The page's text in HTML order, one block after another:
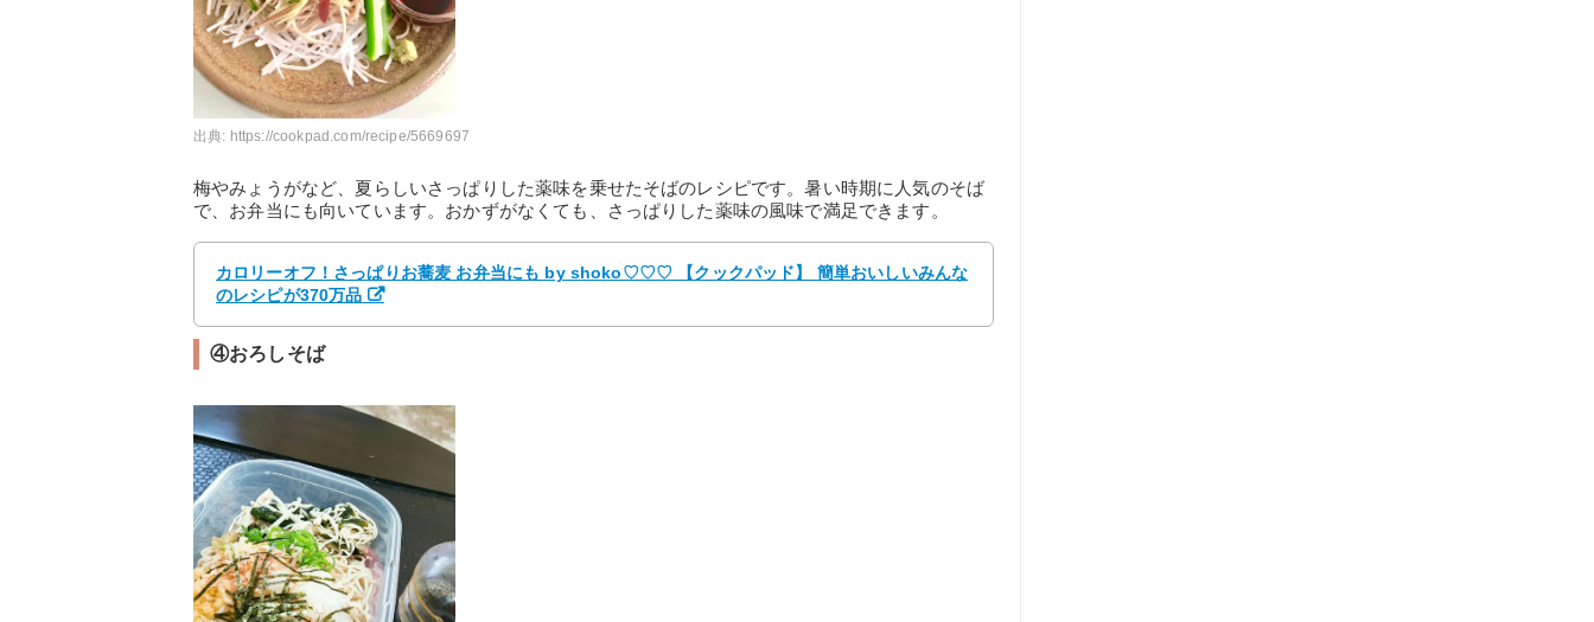
出典: https://cookpad.com/recipe/5669697
梅やみょうがなど、夏らしいさっぱりした薬味を乗せたそばのレシピです。暑い時期に人気のそば
で、お弁当にも向いています。おかずがなくても、さっぱりした薬味の風味で満足できます。
カロリーオフ！さっぱりお蕎麦 お弁当にも by shoko♡♡♡ 【クックパッド】 簡単おいしいみんな
のレシピが370万品
④おろしそば